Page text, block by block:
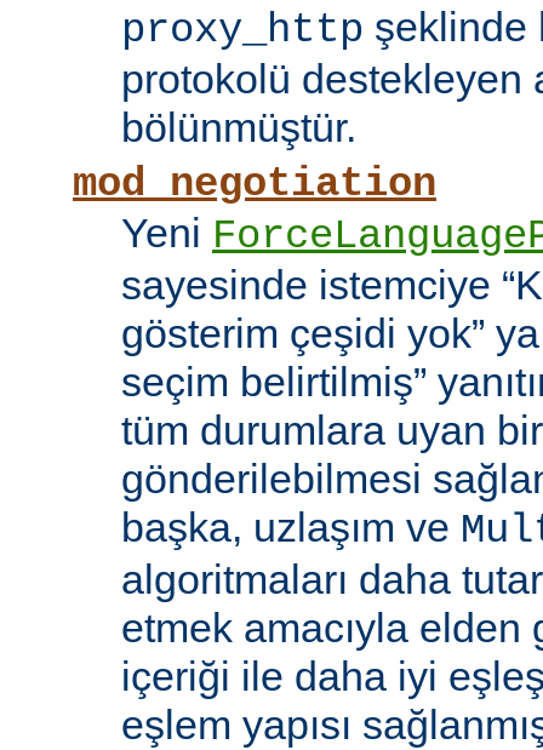
proxy_http şeklinde
protokolü destekleyen
bölünmüştür.
mod_negotiation
Yeni
sayesinde istemciye
gösterim çeşidi yok”
seçim belirtilmiş”
tüm durumlara uyan
gönderilebilmesi
başka, uzlaşım ve
algoritmaları daha
etmek amacıyla
içeriği ile daha iyi
eşlem yapısı